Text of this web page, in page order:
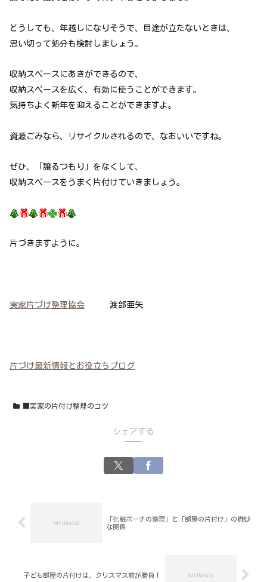
どうしても、年越しになりそうで、目途が立たないときは、
思い切って処分も検討しましょう。
収納スペースにあきができるので、
収納スペースを広く、有効に使うことができます。
気持ちよく新年を迎えることができますよ。
資源ごみなら、リサイクルされるので、なおいいですね。
ぜひ、「譲るつもり」をなくして、
収納スペースをうまく片付けていきましょう。
片づきますように。
実家片づけ整理協会 渡部亜矢
片づけ最新情報とお役立ちブログ
■実家の片付け整理のコツ
シェアする
「化粧ポーチの整理」と「部屋の片付け」の微妙
な関係
子ども部屋の片付けは、クリスマス前が勝負！